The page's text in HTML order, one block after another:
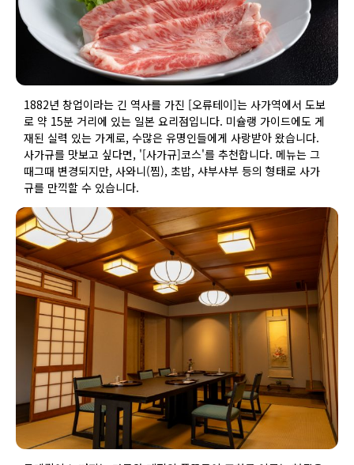
1882년 창업이라는 긴 역사를 가진 [오류테이]는 사가역에서 도보
로 약 15분 거리에 있는 일본 요리점입니다. 미슐랭 가이드에도 게
재된 실력 있는 가게로, 수많은 유명인들에게 사랑받아 왔습니다.
사가규를 맛보고 싶다면, '[사가규]코스'를 추천합니다. 메뉴는 그
때그때 변경되지만, 사와니(찜), 초밥, 샤부샤부 등의 형태로 사가
규를 만끽할 수 있습니다.